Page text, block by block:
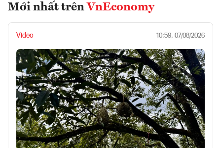
Mới nhất trên VnEconomy
Video 10:59, 07/08/2026